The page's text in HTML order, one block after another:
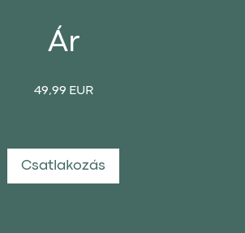
Ár
49,99 EUR
Csatlakozás